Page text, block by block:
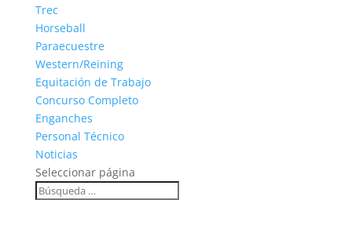
Trec
Horseball
Paraecuestre
Western/Reining
Equitación de Trabajo
Concurso Completo
Enganches
Personal Técnico
Noticias
Seleccionar página